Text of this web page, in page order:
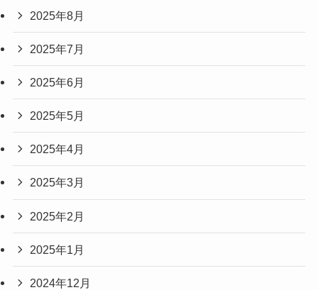
2025年8月
2025年7月
2025年6月
2025年5月
2025年4月
2025年3月
2025年2月
2025年1月
2024年12月